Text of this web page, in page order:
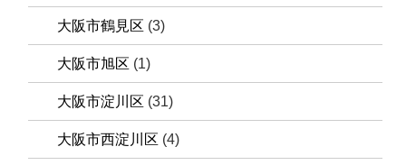
大阪市鶴見区 (3)
大阪市旭区 (1)
大阪市淀川区 (31)
大阪市西淀川区 (4)